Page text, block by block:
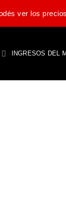
ver los
INGRESOS DEL